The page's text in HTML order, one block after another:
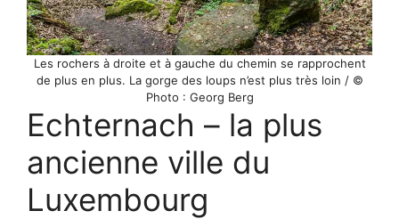
Les rochers à droite et à gauche du chemin se rapprochent
de plus en plus. La gorge des loups n’est plus très loin / ©
Photo : Georg Berg
Echternach – la plus
ancienne ville du
Luxembourg